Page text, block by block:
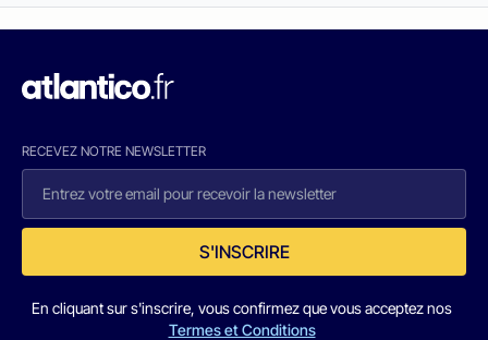
RECEVEZ NOTRE NEWSLETTER
S'INSCRIRE
En cliquant sur s'inscrire, vous confirmez que vous acceptez nos
Termes et Conditions